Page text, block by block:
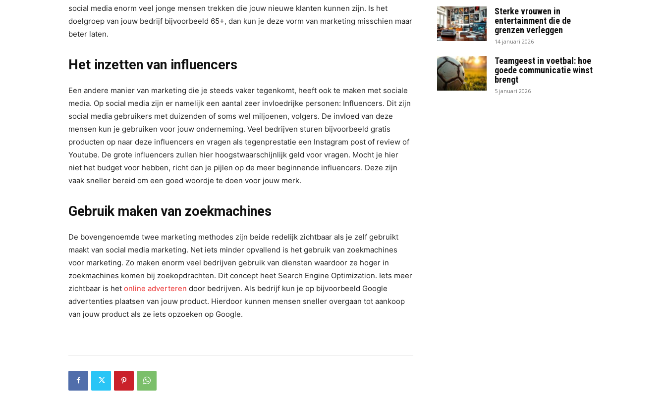
social media enorm veel jonge mensen trekken die jouw nieuwe klanten kunnen zijn. Is het
doelgroep van jouw bedrijf bijvoorbeeld 65+, dan kun je deze vorm van marketing misschien maar
beter laten.
Het inzetten van influencers
Een andere manier van marketing die je steeds vaker tegenkomt, heeft ook te maken met sociale
media. Op social media zijn er namelijk een aantal zeer invloedrijke personen: Influencers. Dit zijn
social media gebruikers met duizenden of soms wel miljoenen, volgers. De invloed van deze
mensen kun je gebruiken voor jouw onderneming. Veel bedrijven sturen bijvoorbeeld gratis
producten op naar deze influencers en vragen als tegenprestatie een Instagram post of review of
Youtube. De grote influencers zullen hier hoogstwaarschijnlijk geld voor vragen. Mocht je hier
niet het budget voor hebben, richt dan je pijlen op de meer beginnende influencers. Deze zijn
vaak sneller bereid om een goed woordje te doen voor jouw merk.
Gebruik maken van zoekmachines
De bovengenoemde twee marketing methodes zijn beide redelijk zichtbaar als je zelf gebruikt
maakt van social media marketing. Net iets minder opvallend is het gebruik van zoekmachines
voor marketing. Zo maken enorm veel bedrijven gebruik van diensten waardoor ze hoger in
zoekmachines komen bij zoekopdrachten. Dit concept heet Search Engine Optimization. Iets meer
zichtbaar is het online adverteren door bedrijven. Als bedrijf kun je op bijvoorbeeld Google
advertenties plaatsen van jouw product. Hierdoor kunnen mensen sneller overgaan tot aankoop
van jouw product als ze iets opzoeken op Google.
Sterke vrouwen in
entertainment die de
grenzen verleggen
14 januari 2026
Teamgeest in voetbal: hoe
goede communicatie winst
brengt
5 januari 2026